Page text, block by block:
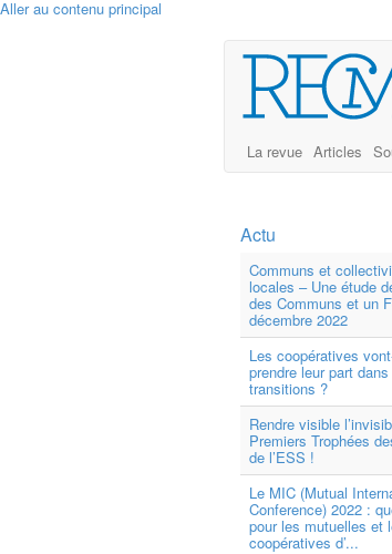
Aller au contenu principal
La revue Articles
Actu
Communs et
locales – Une étude
des Communs et un
décembre 2022
Les coopératives
prendre leur part
transitions ?
Rendre visible
Premiers Trophées
de l’ESS !
Le MIC (Mutual
Conference) 2022 :
pour les mutuelles et
coopératives d’...